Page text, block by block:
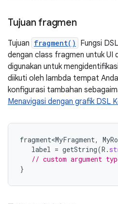
Tujuan fragmen
Tujuan fragment()
Fungsi
dengan class fragmen untuk UI
digunakan untuk
diikuti oleh lambda tempat
konfigurasi tambahan
Menavigasi dengan grafik DSL
fragment<MyFragment,
label = getString(R .
// custom argument
}